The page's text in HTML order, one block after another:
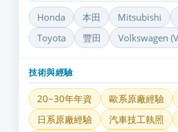
Honda 本田 Mitsubishi
Toyota
豐田 Volkswagen
技術與經驗
20~30年年資 歐系原廠經驗
日系原廠經驗
汽車技工執照